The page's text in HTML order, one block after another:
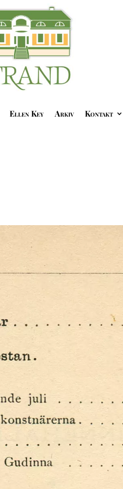
Ellen Key Arkiv Kontakt